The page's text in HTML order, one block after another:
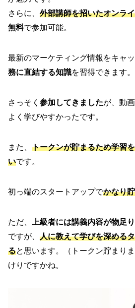
さらに、 外部講師を招いたオンラ
無料で参加可能。
最新のマーケティング情報をキャ
務に直結する知識を習得できます。
さっそく 参加してきましたが、動
よく学びやすかったです。
また、 トークンが貯まるため学習
いです。
初っ端のスタートアップでかなり
ただ、 上級者には講義内容が物足
ですが、 人に教えて学びを深める
ると思います。（トークン貯まり
けりですかね。